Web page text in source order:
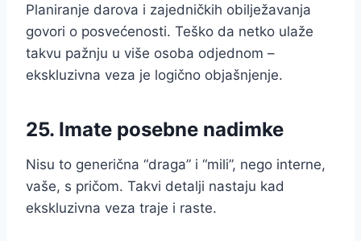
Planiranje darova i zajedničkih obilježavanja
govori o posvećenosti. Teško da netko ulaže
takvu pažnju u više osoba odjednom –
ekskluzivna veza je logično objašnjenje.
25. Imate posebne nadimke
Nisu to generična “draga” i “mili”, nego interne,
vaše, s pričom. Takvi detalji nastaju kad
ekskluzivna veza traje i raste.